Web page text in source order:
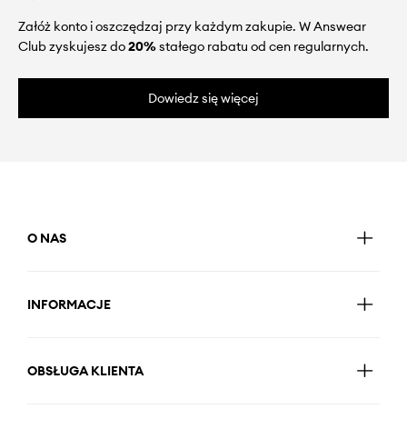
Załóż konto i oszczędzaj przy każdym zakupie. W Answear
Club zyskujesz do20%stałego rabatu od cen regularnych.
Dowiedz się więcej
O NAS
INFORMACJE
OBSŁUGA KLIENTA